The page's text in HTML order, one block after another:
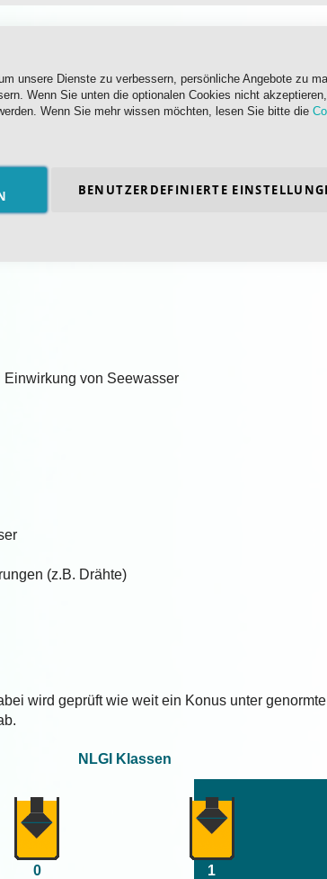
unsere Dienste zu verbessern, persönliche Angebote zu
Wenn Sie unten die optionalen Cookies nicht
Wenn Sie mehr wissen möchten, lesen Sie bitte die
BENUTZERDEFINIERTE
und Gleitlager, Zylinderführungen sowie für
und Textilindustrie.
Fahrtreppen, Bogenzahnkupplungen,
von Seewasser
(z.B. Drähte)
wird geprüft wie weit ein Konus unter
NLGI Klassen
0 1